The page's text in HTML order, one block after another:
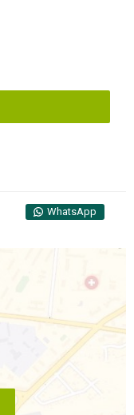
WhatsApp